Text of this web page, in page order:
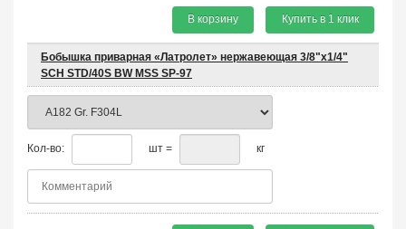
В корзину Купить в 1 клик
Бобышка приварная «Латролет» нержавеющая 3/8"х1/4"
SCH STD/40S BW MSS SP-97
Кол-во: шт = кг